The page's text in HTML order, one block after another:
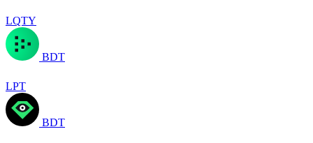
LQTY
BDT
LPT
BDT